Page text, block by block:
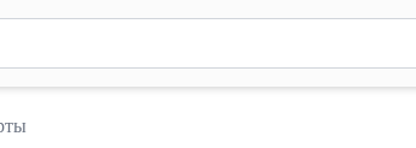
Нажмите Enter для отправки или